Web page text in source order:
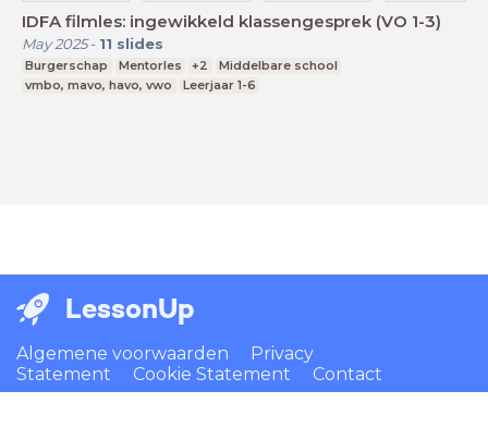
IDFA filmles: ingewikkeld klassengesprek (VO 1-3)
May 2025- 11 slides
Burgerschap Mentorles +2
Middelbare school
vmbo, mavo, havo, vwo
Leerjaar 1-6
LessonUp
Algemene voorwaarden
Privacy
Statement
Cookie Statement Contact